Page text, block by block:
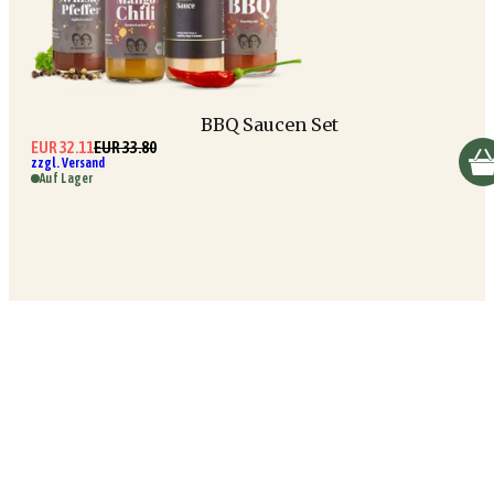
BBQ Saucen Set
EUR 32.11EUR 33.80
zzgl. Versand
Auf Lager